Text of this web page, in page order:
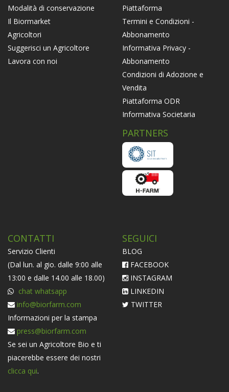
Modalità di conservazione
Il Biormarket
Agricoltori
Suggerisci un Agricoltore
Lavora con noi
Piattaforma
Termini e Condizioni -
Abbonamento
Informativa Privacy -
Abbonamento
Condizioni di Adozione e
Vendita
Piattaforma ODR
Informativa Societaria
PARTNERS
CONTATTI
Servizio Clienti
(Dal lun. al gio. dalle 9:00 alle
13:00 e dalle 14.00 alle 18.00)
chat whatsapp
info@biorfarm.com
Informazioni per la stampa
press@biorfarm.com
Se sei un Agricoltore Bio e ti
piacerebbe essere dei nostri
clicca qui.
SEGUICI
BLOG
FACEBOOK
INSTAGRAM
LINKEDIN
TWITTER